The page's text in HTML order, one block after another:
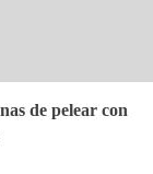
de pelear con